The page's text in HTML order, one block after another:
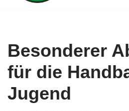
Besonderer
für die
Jugend